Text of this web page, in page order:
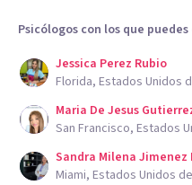
Psicólogos con los que
Jessica Perez Rubio
Florida, Estados Unidos
Maria De Jesus
San Francisco, Estados
Sandra Milena Jimenez
Miami, Estados Unidos